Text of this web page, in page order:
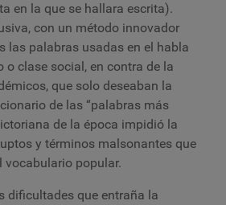
en la que se hallara escrita).
con un método innovador
las palabras usadas en el habla
o clase social, en contra de la
que solo deseaban la
de las “palabras más
de la época impidió la
y términos malsonantes que
vocabulario popular.
dificultades que entraña la